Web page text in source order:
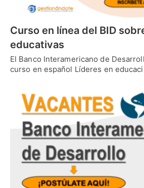
Curso en línea del BID
educativas
El Banco Interamericano de
curso en español Líderes en